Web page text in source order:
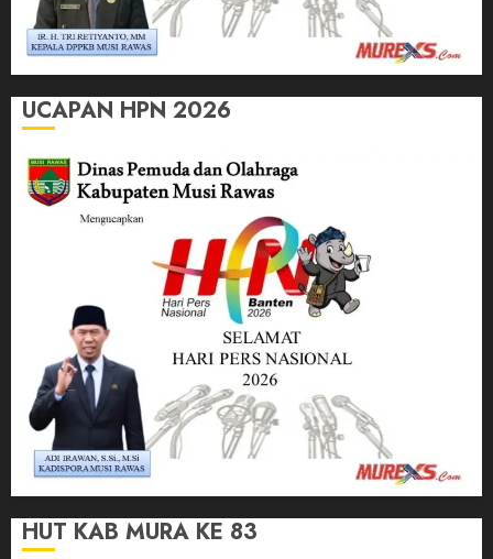
UCAPAN HPN 2026
HUT KAB MURA KE 83